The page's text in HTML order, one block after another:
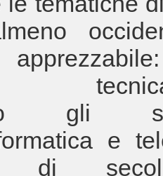
gli
e
di